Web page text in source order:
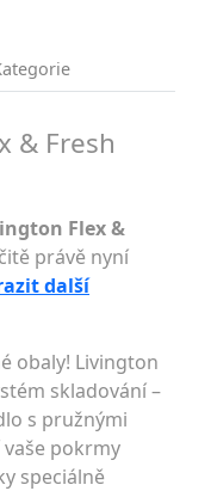
& Fresh
Flex &
právě nyní
další
obaly! Livington
skladování –
s pružnými
pokrmy
speciálně